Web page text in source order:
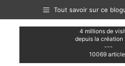
contenu
Tout savoir sur ce
4 millions de
depuis la création
---
10069